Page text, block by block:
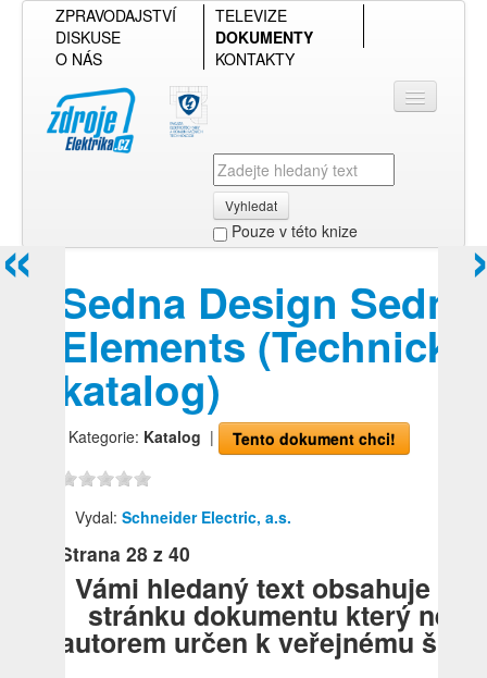
ZPRAVODAJSTVÍ
TELEVIZE
DISKUSE
DOKUMENTY
O NÁS
KONTAKTY
Vyhledat
Pouze v této knize
Přehled podle firmy
Přehled podle obsahu
Sedna Design Sedna
Elements (Technický
katalog)
| Kategorie: Katalog | Tento dokument chci!
Vydal: Schneider Electric, a.s.
Strana 28z 40
«
Vámi hledaný text obsahuje tato
stránku dokumentu který není
autorem určen k veřejnému